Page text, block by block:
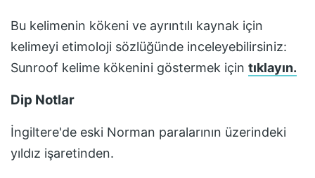
Bu kelimenin kökeni ve ayrıntılı kaynak için
kelimeyi etimoloji sözlüğünde inceleyebilirsiniz:
Sunroof kelime kökenini göstermek için tıklayın.
Dip Notlar
İngiltere'de eski Norman paralarının üzerindeki
yıldız işaretinden.